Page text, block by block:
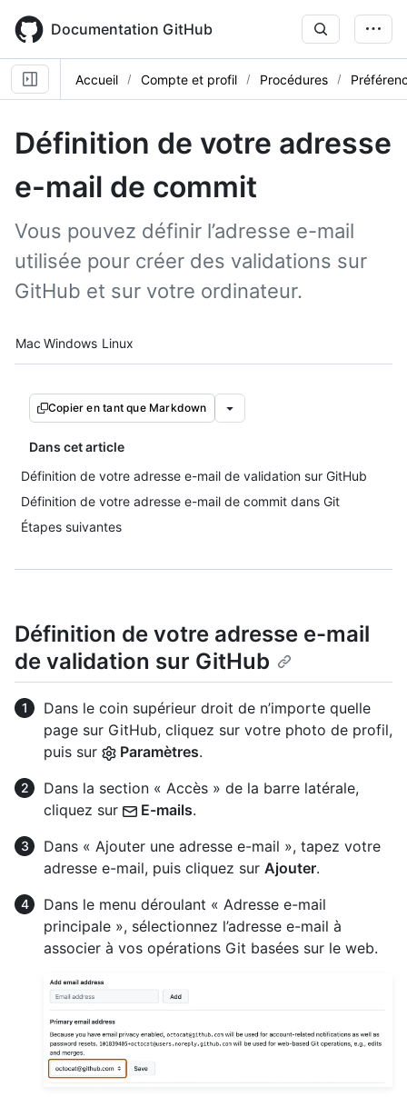
main
content
Documentation GitHub
Accueil Compte et profil Procédures
Définition de votre adresse
e-mail de commit
Vous pouvez définir l’adresse e-mail
utilisée pour créer des validations sur
GitHub et sur votre ordinateur.
Platform navigation
Mac Windows Linux
Copier en tant que Markdown
Dans cet article
Définition de votre adresse e-mail de validation sur GitHub
Définition de votre adresse e-mail de commit dans Git
Étapes suivantes
Définition de votre adresse e-mail
de validation sur GitHub
Dans le coin supérieur droit de n’importe quelle
page sur GitHub, cliquez sur votre photo de profil,
puis sur
Paramètres.
Dans la section « Accès » de la barre latérale,
cliquez sur
E-mails.
Dans « Ajouter une adresse e-mail », tapez votre
adresse e-mail, puis cliquez sur Ajouter.
Dans le menu déroulant « Adresse e-mail
principale », sélectionnez l’adresse e-mail à
associer à vos opérations Git basées sur le web.